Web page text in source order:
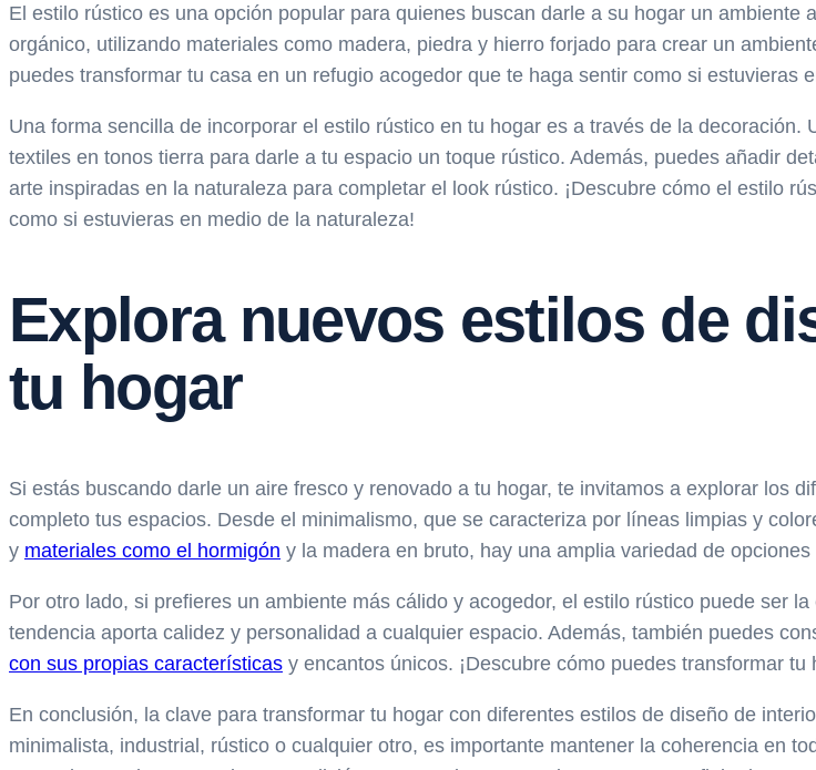
El estilo rústico es una opción popular para quienes buscan darle a su hogar un
orgánico, utilizando materiales como madera, piedra y hierro forjado para crear un
puedes transformar tu casa en un refugio acogedor que te haga sentir como si estuvieras
Una forma sencilla de incorporar el estilo rústico en tu hogar es a través de la
textiles en tonos tierra para darle a tu espacio un toque rústico. Además, puedes añadir
arte inspiradas en la naturaleza para completar el look rústico. ¡Descubre cómo el estilo
como si estuvieras en medio de la naturaleza!
Explora nuevos estilos de
tu hogar
Si estás buscando darle un aire fresco y renovado a tu hogar, te invitamos a explorar los
completo tus espacios. Desde el minimalismo, que se caracteriza por líneas limpias y
y materiales como el hormigón y la madera en bruto, hay una amplia variedad de
Por otro lado, si prefieres un ambiente más cálido y acogedor, el estilo rústico puede ser
tendencia aporta calidez y personalidad a cualquier espacio. Además, también puedes
con sus propias características y encantos únicos. ¡Descubre cómo puedes transformar
En conclusión, la clave para transformar tu hogar con diferentes estilos de diseño de
minimalista, industrial, rústico o cualquier otro, es importante mantener la coherencia en